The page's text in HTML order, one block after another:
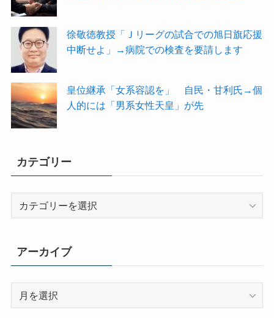
徐敬徳教授「Ｊリーグの試合での旭日旗応援
中断せよ」→病院での検査を要請します
皇位継承「女系容認を」 自民・甘利氏→個
人的には「男系女性天皇」が先
カテゴリー
リ
ー
アーカイブ